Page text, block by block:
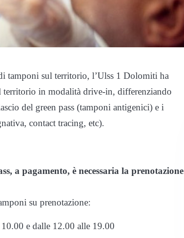
tamponi sul territorio, l’Ulss 1 Dolomiti ha
in modalità drive-in, differenziando
del green pass (tamponi antigenici) e i
contact tracing, etc).
a pagamento, è necessaria la prenotazione
su prenotazione:
e dalle 12.00 alle 19.00